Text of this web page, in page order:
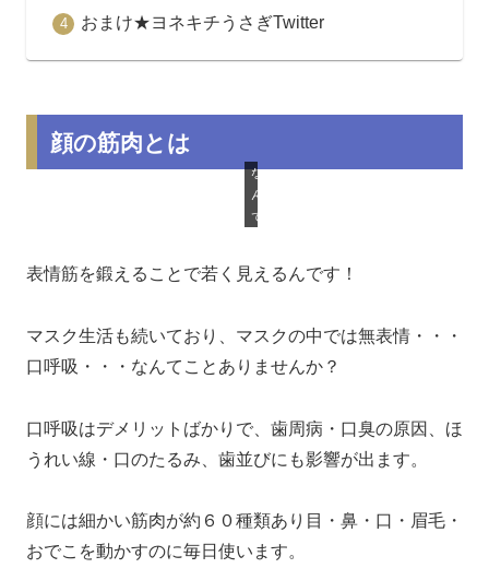
おまけ★ヨネキチうさぎTwitter
顔の筋肉とは
な
ん
で
表情筋を鍛えることで若く見えるんです！
マスク生活も続いており、マスクの中では無表情・・・
口呼吸・・・なんてことありませんか？
口呼吸はデメリットばかりで、歯周病・口臭の原因、ほ
うれい線・口のたるみ、歯並びにも影響が出ます。
顔には細かい筋肉が約６０種類あり目・鼻・口・眉毛・
おでこを動かすのに毎日使います。